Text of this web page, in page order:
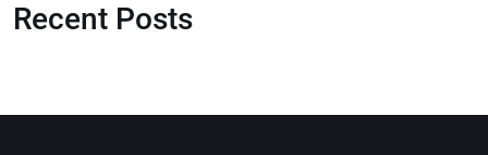
Recent Posts